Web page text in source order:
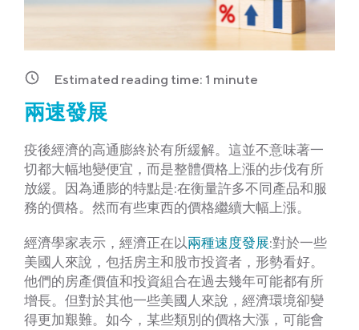
Estimated reading time: 1 minute
兩速發展
疫後經濟的高通膨終於有所緩解。這並不意味著一
切都大幅地變便宜，而是整體價格上漲的步伐有所
放緩。因為通膨的特點是:在衡量許多不同產品和服
務的價格。然而有些東西的價格繼續大幅上漲。
經濟學家表示，經濟正在以兩種速度發展:對於一些
美國人來說，包括房主和股市投資者，形勢看好。
他們的房產價值和投資組合在過去幾年可能都有所
增長。但對於其他一些美國人來說，經濟環境卻變
得更加艱難。如今，某些類別的價格大漲，可能會